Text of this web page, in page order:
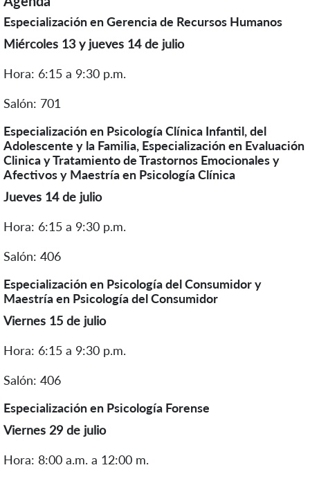
Especialización en Gerencia de Recursos Humanos
Miércoles 13 y jueves 14 de julio
Hora: 6:15 a 9:30 p.m.
Salón: 701
Especialización en Psicología Clínica Infantil, del
Adolescente y la Familia, Especialización en Evaluación
Clinica y Tratamiento de Trastornos Emocionales y
Afectivos y Maestría en Psicología Clínica
Jueves 14 de julio
Hora: 6:15 a 9:30 p.m.
Salón: 406
Especialización en Psicología del Consumidor y
Maestría en Psicología del Consumidor
Viernes 15 de julio
Hora: 6:15 a 9:30 p.m.
Salón: 406
Especialización en Psicología Forense
Viernes 29 de julio
Hora: 8:00 a.m. a 12:00 m.